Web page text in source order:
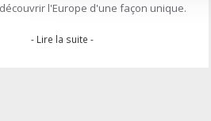
l'Europe d'une façon unique.
- Lire la suite -